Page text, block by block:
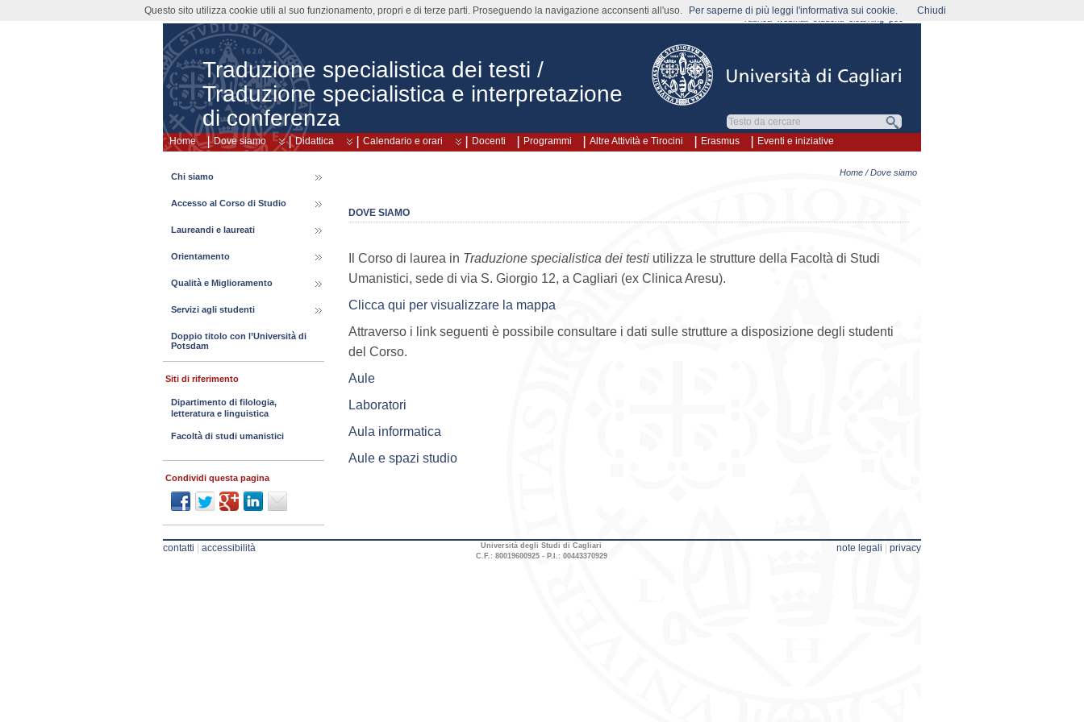
Traduzione specialistica dei testi /
Traduzione specialistica e interpretazione
di conferenza
Home
rubrica webmail
Dove siamo Didattica Calendario e orari Docenti Programmi Altre Attività e Tirocini Erasmus Eventi e iniziative
Home / Dove siamo
DOVE SIAMO
Il Corso di laurea in Traduzione specialistica dei testi utilizza le strutture della Facoltà di Studi
Umanistici, sede di via S. Giorgio 12, a Cagliari (ex Clinica Aresu).
Clicca qui per visualizzare la mappa
Attraverso i link seguenti è possibile consultare i dati sulle strutture a disposizione degli studenti
del Corso.
Aule
Laboratori
Aula informatica
Aule e spazi studio
Chi siamo
Accesso al Corso di Studio
Laureandi e laureati
Orientamento
Qualità e Miglioramento
Servizi agli studenti
Doppio titolo con l’Università di
Potsdam
Siti di riferimento
Dipartimento di filologia,
letteratura e linguistica
Facoltà di studi umanistici
Condividi questa pagina
contatti accessibilità
Università degli Studi di Cagliari
C.F.: 80019600925 - P.I.: 00443370929
note legali privacy
Questo sito utilizza cookie utili al suo funzionamento, propri e di terze parti. Proseguendo la navigazione acconsenti all'uso. Per saperne di più leggi l'informativa sui cookie. Chiudi